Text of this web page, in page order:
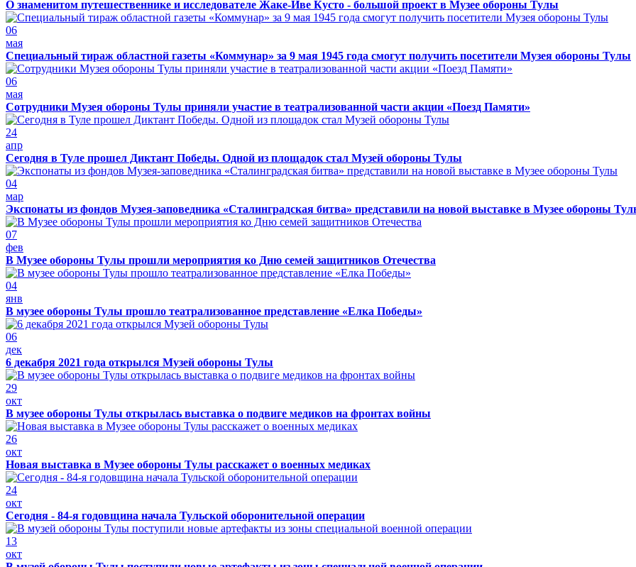
О знаменитом путешественнике и исследователе Жаке-Иве Кусто - большой проект в Музее обороны Тулы
06
мая
Специальный тираж областной газеты «Коммунар» за 9 мая 1945 года смогут получить посетители Музея обороны Тулы
06
мая
Сотрудники Музея обороны Тулы приняли участие в театрализованной части акции «Поезд Памяти»
24
апр
Сегодня в Туле прошел Диктант Победы. Одной из площадок стал Музей обороны Тулы
04
мар
Экспонаты из фондов Музея-заповедника «Сталинградская битва» представили на новой выставке в Музее обороны
07
фев
В Музее обороны Тулы прошли мероприятия ко Дню семей защитников Отечества
04
янв
В музее обороны Тулы прошло театрализованное представление «Елка Победы»
06
дек
6 декабря 2021 года открылся Музей обороны Тулы
29
окт
В музее обороны Тулы открылась выставка о подвиге медиков на фронтах войны
26
окт
Новая выставка в Музее обороны Тулы расскажет о военных медиках
24
окт
Сегодня - 84-я годовщина начала Тульской оборонительной операции
13
окт